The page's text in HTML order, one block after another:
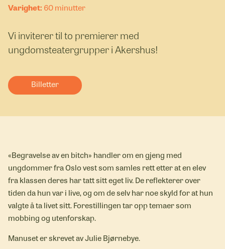
60 minutter
Billetter
Vi inviterer til to premierer med
ungdomsteatergrupper i Akershus!
«Begravelse av en bitch» handler om en gjeng med
ungdommer fra Oslo vest som samles rett etter at en elev
fra klassen deres har tatt sitt eget liv. De reflekterer over
tiden da hun var i live, og om de selv har noe skyld for at hun
valgte å ta livet sitt. Forestillingen tar opp temaer som
mobbing og utenforskap.
Manuset er skrevet av Julie Bjørnebye.